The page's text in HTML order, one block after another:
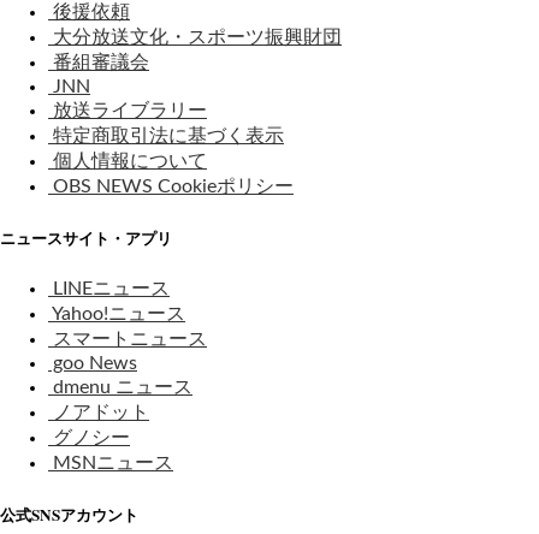
後援依頼
大分放送文化・スポーツ振興財団
番組審議会
JNN
放送ライブラリー
特定商取引法に基づく表示
個人情報について
OBS NEWS Cookieポリシー
ニュースサイト・アプリ
LINEニュース
Yahoo!ニュース
スマートニュース
goo News
dmenu ニュース
ノアドット
グノシー
MSNニュース
公式SNSアカウント